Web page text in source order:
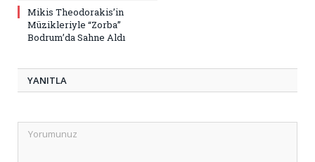
Mikis Theodorakis’in
Müzikleriyle “Zorba”
Bodrum’da Sahne Aldı
YANITLA